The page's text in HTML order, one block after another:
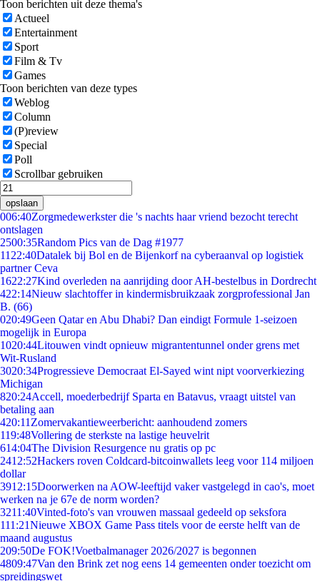
Toon berichten uit deze thema's
Actueel
Entertainment
Sport
Film & Tv
Games
Toon berichten van deze types
Weblog
Column
(P)review
Special
Poll
Scrollbar gebruiken
opslaan
006:40Zorgmedewerkster die 's nachts haar vriend bezocht terecht
ontslagen
2500:35Random Pics van de Dag #1977
11 22:40Datalek bij Bol en de Bijenkorf na cyberaanval op logistiek
partner Ceva
1622:27Kind overleden na aanrijding door AH-bestelbus in Dordrecht
422:14Nieuw slachtoffer in kindermisbruikzaak zorgprofessional Jan
B. (66)
020:49Geen Qatar en Abu Dhabi? Dan eindigt Formule 1-seizoen
mogelijk in Europa
1020:44Litouwen vindt opnieuw migrantentunnel onder grens met
Wit-Rusland
3020:34Progressieve Democraat El-Sayed wint nipt voorverkiezing
Michigan
820:24Accell, moederbedrijf Sparta en Batavus, vraagt uitstel van
betaling aan
420:11 Zomervakantieweerbericht: aanhoudend zomers
119:48Vollering de sterkste na lastige heuvelrit
614:04The Division Resurgence nu gratis op pc
2412:52Hackers roven Coldcard-bitcoinwallets leeg voor 114 miljoen
dollar
3912:15Doorwerken na AOW-leeftijd vaker vastgelegd in cao's, moet
werken na je 67e de norm worden?
3211:40Vinted-foto's van vrouwen massaal gedeeld op seksfora
111:21Nieuwe XBOX Game Pass titels voor de eerste helft van de
maand augustus
209:50De FOK!Voetbalmanager 2026/2027 is begonnen
4809:47Van den Brink zet nog eens 14 gemeenten onder toezicht om
spreidingswet